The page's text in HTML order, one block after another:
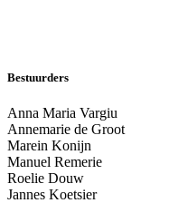
Bestuurders
Anna Maria Vargiu
Annemarie de Groot
Marein Konijn
Manuel Remerie
Roelie Douw
Jannes Koetsier